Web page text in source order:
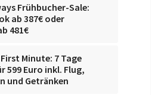
Frühbucher-Sale:
ab 387€ oder
481€
First Minute: 7 Tage
599 Euro inkl. Flug,
und Getränken